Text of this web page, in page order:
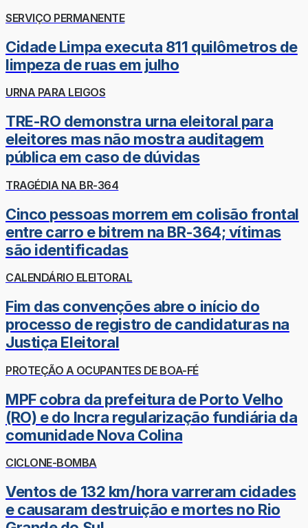
SERVIÇO PERMANENTE
Cidade Limpa executa 811 quilômetros de
limpeza de ruas em julho
URNA PARA LEIGOS
TRE-RO demonstra urna eleitoral para
eleitores mas não mostra auditagem
pública em caso de dúvidas
TRAGÉDIA NA BR-364
Cinco pessoas morrem em colisão frontal
entre carro e bitrem na BR-364; vítimas
são identificadas
CALENDÁRIO ELEITORAL
Fim das convenções abre o início do
processo de registro de candidaturas na
Justiça Eleitoral
PROTEÇÃO A OCUPANTES DE BOA-FÉ
MPF cobra da prefeitura de Porto Velho
(RO) e do Incra regularização fundiária da
comunidade Nova Colina
CICLONE-BOMBA
Ventos de 132 km/hora varreram cidades
e causaram destruição e mortes no Rio